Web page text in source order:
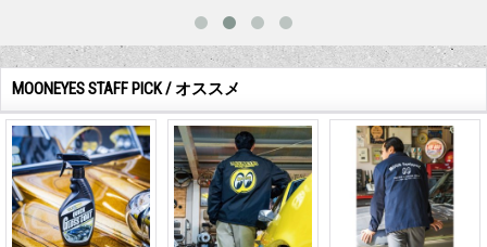
MOONEYES STAFF PICK / オススメ